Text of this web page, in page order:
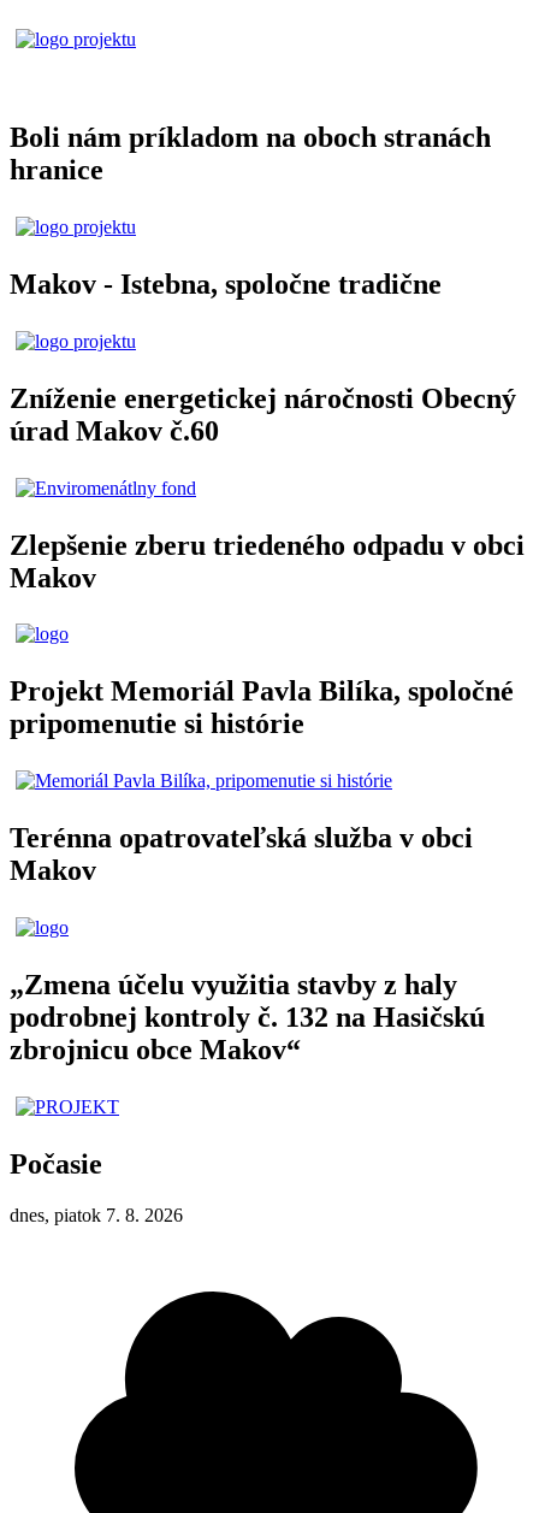
Boli nám príkladom na oboch stranách
hranice
Makov - Istebna, spoločne tradične
Zníženie energetickej náročnosti Obecný
úrad Makov č.60
Zlepšenie zberu triedeného odpadu v obci
Makov
Projekt Memoriál Pavla Bilíka, spoločné
pripomenutie si histórie
Terénna opatrovateľská služba v obci
Makov
„Zmena účelu využitia stavby z haly
podrobnej kontroly č. 132 na Hasičskú
zbrojnicu obce Makov“
Počasie
dnes, piatok 7. 8. 2026